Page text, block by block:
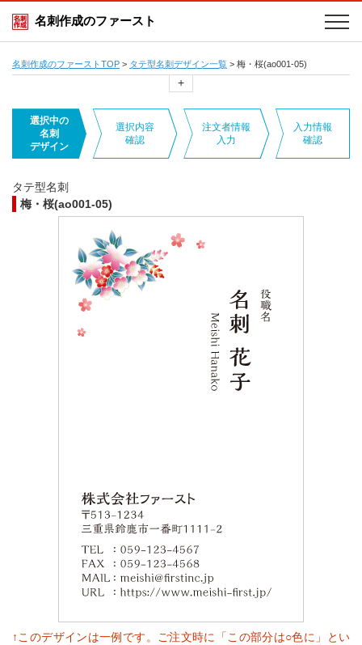
名刺作成のファースト
名刺作成のファーストTOP > タテ型名刺デザイン一覧 > 梅・桜(ao001-05)
+
選択中の
名刺
デザイン
選択内容
確認
注文者情報
入力
入力情報
確認
タテ型名刺
梅・桜(ao001-05)
↑このデザインは一例です。ご注文時に「この部分は○色に」とい